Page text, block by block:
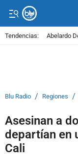
Tendencias: Abelardo
Blu Radio / Regiones /
Asesinan a
departían en
Cali